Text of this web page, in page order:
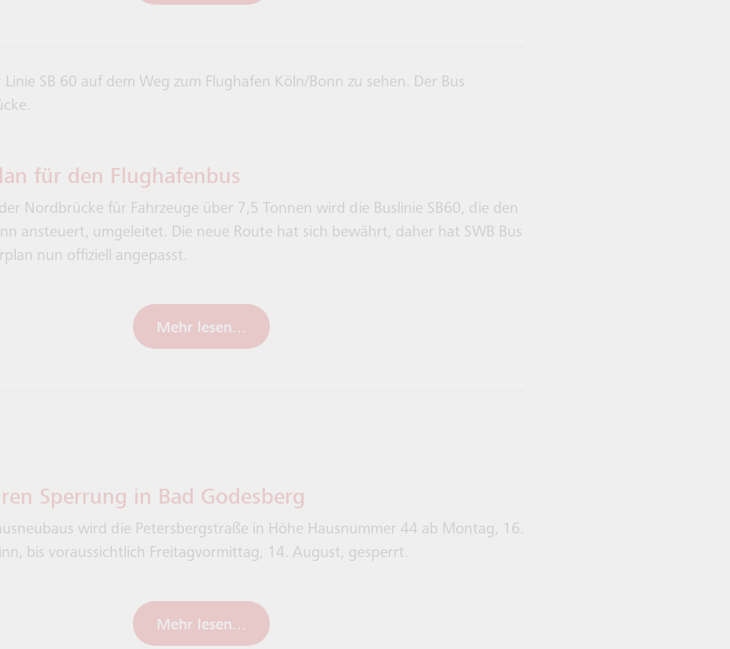
für den Flughafenbus
Nordbrücke für Fahrzeuge über 7,5 Tonnen wird die Buslinie SB60, die den
ansteuert, umgeleitet. Die neue Route hat sich bewährt, daher hat SWB Bus
nun offiziell angepasst.
Mehr lesen...
Sperrung in Bad Godesberg
wird die Petersbergstraße in Höhe Hausnummer 44 ab Montag, 16.
bis voraussichtlich Freitagvormittag, 14. August, gesperrt.
Mehr lesen...